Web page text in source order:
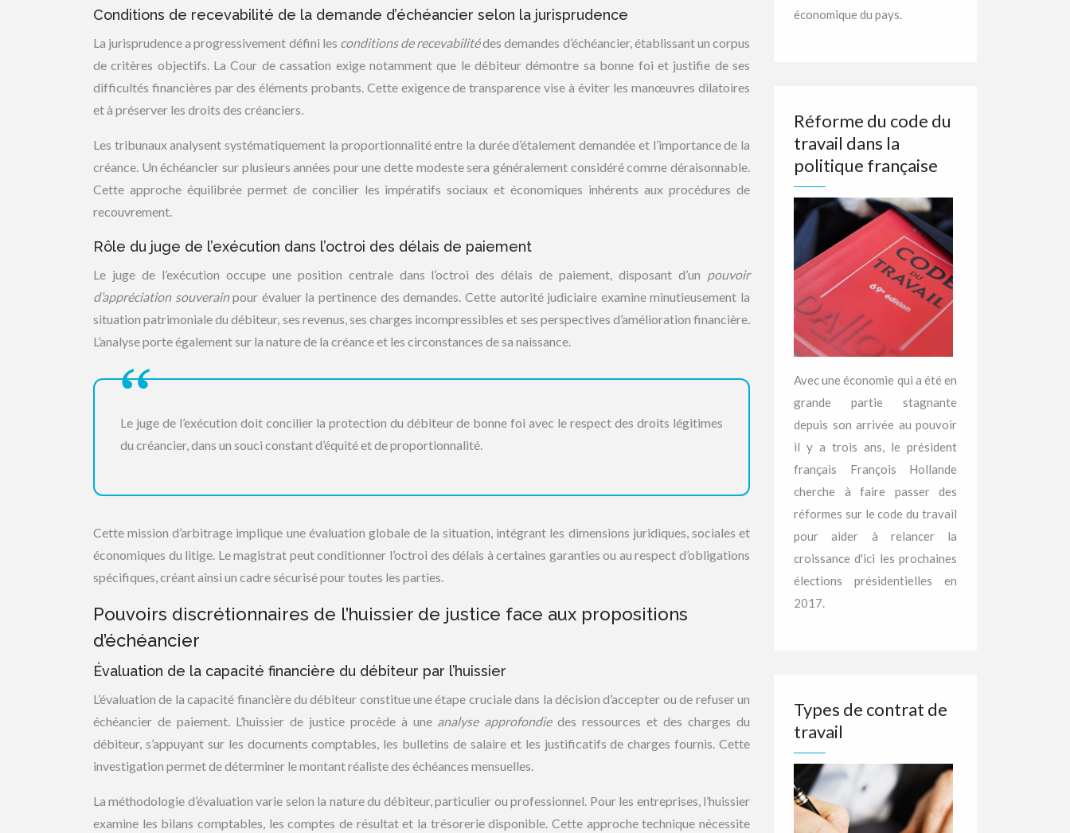
Conditions de recevabilité de la demande d’échéancier selon la jurisprudence
La jurisprudence a progressivement défini les conditions de recevabilitédes demandes d’échéancier, établissant un corpus
de critères objectifs. La Cour de cassation exige notamment que le débiteur démontre sa bonne foi et justifie de ses
difficultés financières par des éléments probants. Cette exigence de transparence vise à éviter les manœuvres dilatoires
et à préserver les droits des créanciers.
Les tribunaux analysent systématiquement la proportionnalité entre la durée d’étalement demandée et l’importance de la
créance. Un échéancier sur plusieurs années pour une dette modeste sera généralement considéré comme déraisonnable.
Cette approche équilibrée permet de concilier les impératifs sociaux et économiques inhérents aux procédures de
recouvrement.
Rôle du juge de l’exécution dans l’octroi des délais de paiement
Le juge de l’exécution occupe une position centrale dans l’octroi des délais de paiement, disposant d’un pouvoir
d’appréciation souverainpour évaluer la pertinence des demandes. Cette autorité judiciaire examine minutieusement la
situation patrimoniale du débiteur, ses revenus, ses charges incompressibles et ses perspectives d’amélioration financière.
L’analyse porte également sur la nature de la créance et les circonstances de sa naissance.
Le juge de l’exécution doit concilier la protection du débiteur de bonne foi avec le respect des droits légitimes
du créancier, dans un souci constant d’équité et de proportionnalité.
Cette mission d’arbitrage implique une évaluation globale de la situation, intégrant les dimensions juridiques, sociales et
économiques du litige. Le magistrat peut conditionner l’octroi des délais à certaines garanties ou au respect d’obligations
spécifiques, créant ainsi un cadre sécurisé pour toutes les parties.
Pouvoirs discrétionnaires de l’huissier de justice face aux propositions
d’échéancier
Évaluation de la capacité financière du débiteur par l’huissier
L’évaluation de la capacité financière du débiteur constitue une étape cruciale dans la décision d’accepter ou de refuser un
échéancier de paiement. L’huissier de justice procède à une analyse approfondiedes ressources et des charges du
débiteur, s’appuyant sur les documents comptables, les bulletins de salaire et les justificatifs de charges fournis. Cette
investigation permet de déterminer le montant réaliste des échéances mensuelles.
La méthodologie d’évaluation varie selon la nature du débiteur, particulier ou professionnel. Pour les entreprises, l’huissier
examine les bilans comptables, les comptes de résultat et la trésorerie disponible. Cette approche technique nécessite
économique du pays.
Réforme du code du
travail dans la
politique française
Avec une économie qui a été en
grande partie stagnante
depuis son arrivée au pouvoir
il y a trois ans, le président
français François Hollande
cherche à faire passer des
réformes sur le code du travail
pour aider à relancer la
croissance d'ici les prochaines
élections présidentielles en
2017.
Types de contrat de
travail